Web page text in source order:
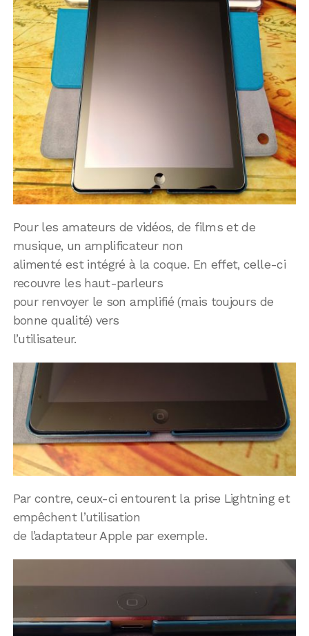
Pour les amateurs de vidéos, de films et de
musique, un amplificateur non
alimenté est intégré à la coque. En effet, celle-ci
recouvre les haut-parleurs
pour renvoyer le son amplifié (mais toujours de
bonne qualité) vers
l’utilisateur.
Par contre, ceux-ci entourent la prise Lightning et
empêchent l’utilisation
de l’adaptateur Apple par exemple.